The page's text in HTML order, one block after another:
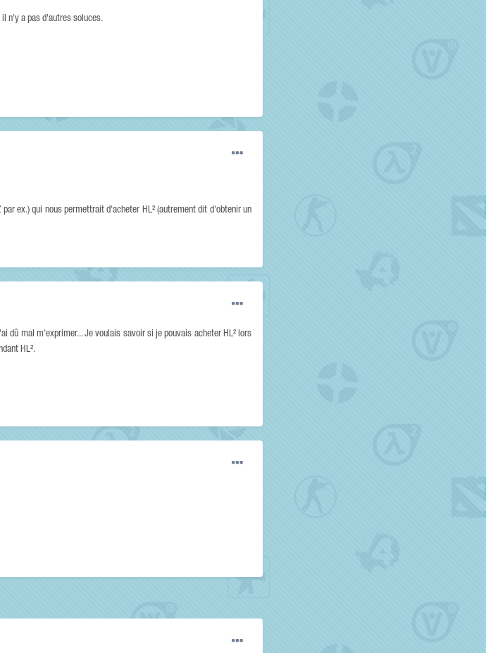
n'y a pas d'autres soluces.
ex.) qui nous permettrait d'acheter HL² (autrement dit d'obtenir un
mal m'exprimer... Je voulais savoir si je pouvais acheter HL² lors
HL².